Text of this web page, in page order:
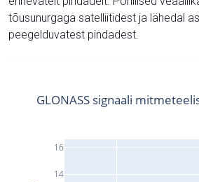
tõusunurgaga satelliitidest ja lähedal
peegelduvatest pindadest.
14
16
GLONASS signaali